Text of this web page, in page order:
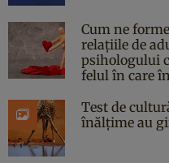
Cum ne
relațiile de
psihologului
felul în care
Test de
înălțime au